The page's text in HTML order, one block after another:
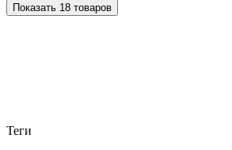
Показать 18 товаров
Теги